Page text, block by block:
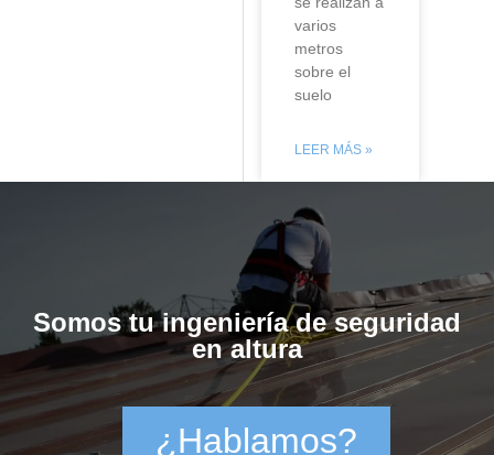
varios
metros
sobre el
suelo
LEER MÁS »
Somos tu ingeniería de seguridad
en altura
¿Hablamos?